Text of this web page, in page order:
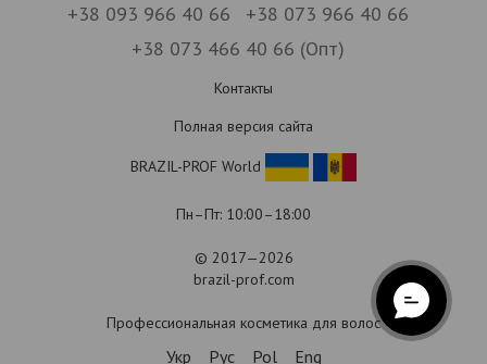
+38 093 966 40 66
+38 073 966 40 66
+38 073 466 40 66 (Опт)
Контакты
Полная версия сайта
BRAZIL-PROF World
Пн–Пт: 10:00–18:00
© 2017—2026
brazil-prof.com
Профессиональная косметика для волос
Укр Рус Pol Eng